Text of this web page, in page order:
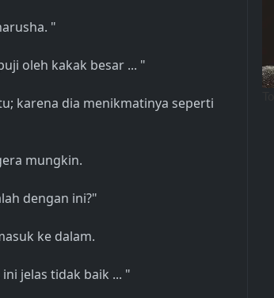
"
oleh kakak besar ... "
karena dia menikmatinya seperti
mungkin.
dengan ini?"
ke dalam.
jelas tidak baik ... "